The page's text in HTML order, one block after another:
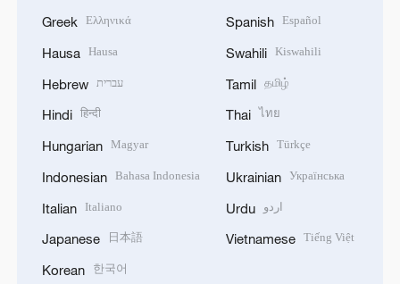
Greek Ελληνικά
Hausa Hausa
Hebrew עברית
Hindi हिन्दी
Hungarian Magyar
Indonesian Bahasa Indonesia
Italian Italiano
Japanese 日本語
Korean 한국어
Spanish Español
Swahili Kiswahili
Tamil தமிழ்
Thai ไทย
Turkish Türkçe
Ukrainian Українська
Urdu اردو
Vietnamese Tiếng Việt